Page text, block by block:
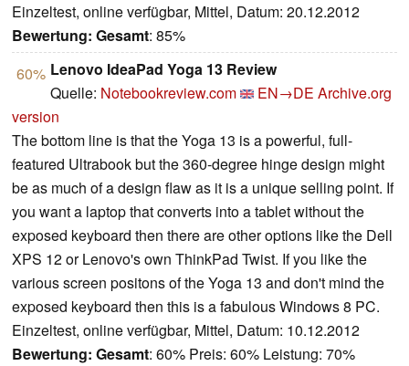
Einzeltest, online verfügbar, Mittel, Datum: 20.12.2012
Bewertung: Gesamt: 85%
60% Lenovo IdeaPad Yoga 13 Review
Quelle: Notebookreview.com EN→DE Archive.org
version
The bottom line is that the Yoga 13 is a powerful, full-
featured Ultrabook but the 360-degree hinge design might
be as much of a design flaw as it is a unique selling point. If
you want a laptop that converts into a tablet without the
exposed keyboard then there are other options like the Dell
XPS 12 or Lenovo's own ThinkPad Twist. If you like the
various screen positons of the Yoga 13 and don't mind the
exposed keyboard then this is a fabulous Windows 8 PC.
Einzeltest, online verfügbar, Mittel, Datum: 10.12.2012
Bewertung: Gesamt: 60% Preis: 60% Leistung: 70%